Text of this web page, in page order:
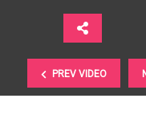
PREV VIDEO